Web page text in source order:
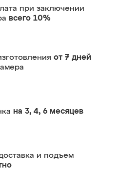
при заключении
всего 10%
от 7 дней
на 3, 4, 6 месяцев
и подъем